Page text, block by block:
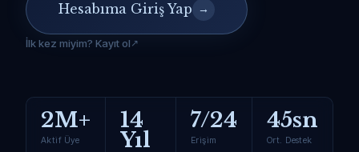
Hesabıma Giriş Yap →
İlk kez miyim? Kayıt ol
2M+
Aktif Üye
14
Yıl
7/24
Erişim
45sn
Ort. Destek